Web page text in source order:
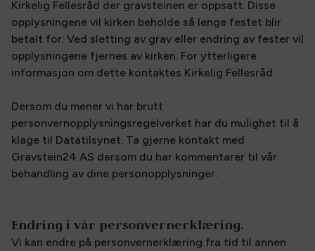
Kirkelig Fellesråd der gravsteinen er oppsatt. Disse
opplysningene vil kirken beholde så lenge festet blir
betalt for. Ved sletting av grav eller endring av fester vil
opplysningene fjernes av kirken. For ytterligere
informasjon om dette kontaktes Kirkelig Fellesråd.
Dersom du mener vi har brutt
personvernopplysningsregelverket har du mulighet til å
klage til Datatilsynet. Ta gjerne kontakt med
Gravstein24 AS dersom du har kommentarer til vår
behandling av dine personopplysninger.
Endring i vår personvernerklæring.
Vi kan endre på personvernerklæring fra tid til annen